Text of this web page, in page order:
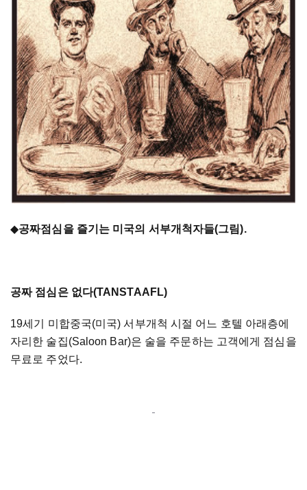
◆공짜점심을 즐기는 미국의 서부개척자들(그림).
공짜 점심은 없다(TANSTAAFL)
19세기 미합중국(미국) 서부개척 시절 어느 호텔 아래층에
자리한 술집(Saloon Bar)은 술을 주문하는 고객에게 점심을
무료로 주었다.